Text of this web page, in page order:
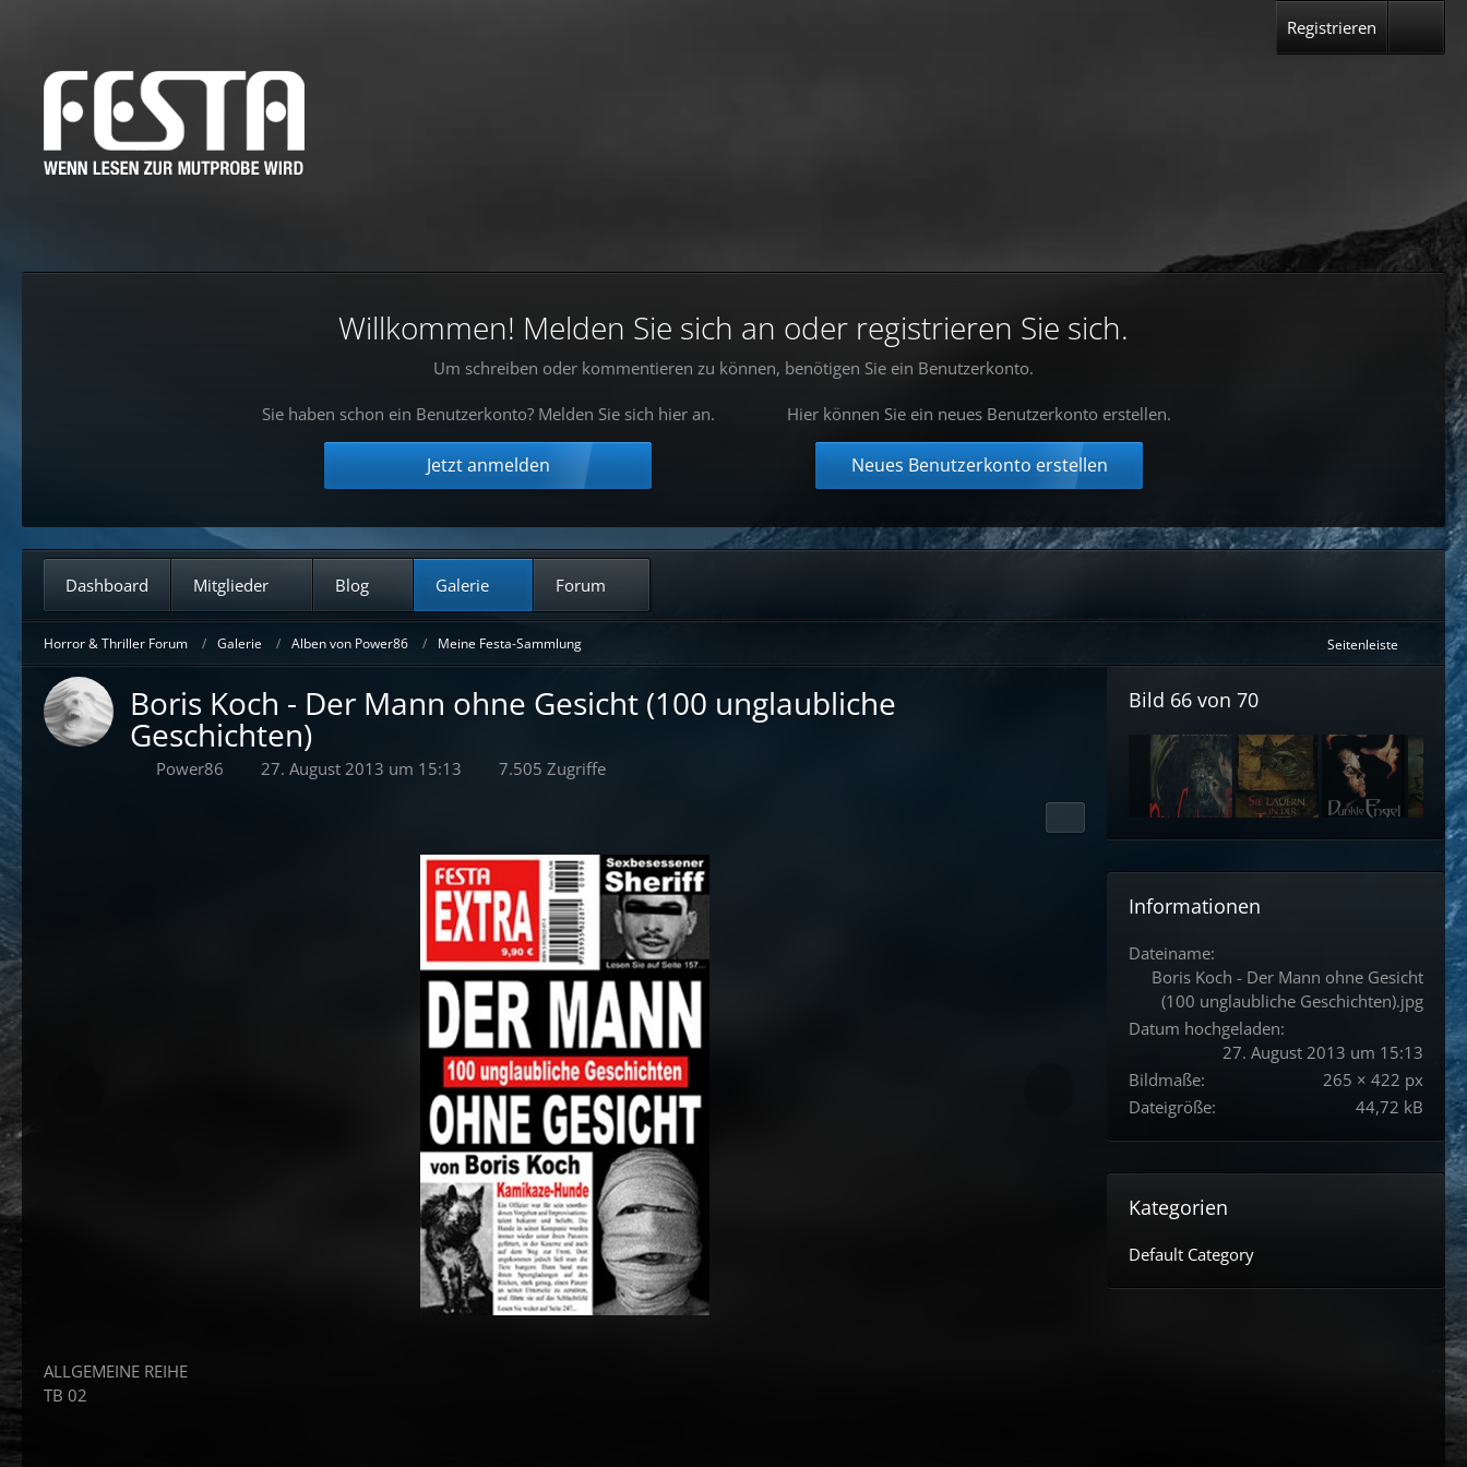
Willkommen! Melden Sie sich an oder registrieren Sie sich.
Um schreiben oder kommentieren zu können, benötigen Sie ein Benutzerkonto.
Sie haben schon ein Benutzerkonto? Melden Sie sich hier an.
Jetzt anmelden
Hier können Sie ein neues Benutzerkonto erstellen.
Neues Benutzerkonto erstellen
Dashboard Mitglieder Blog Galerie Forum
Registrieren
Horror & Thriller Forum Galerie Alben von Power86 Meine Festa-Sammlung Seitenleiste
Boris Koch - Der Mann ohne Gesicht (100 unglaubliche
Geschichten)
Power86 27. August 2013 um 15:13 7.505 Zugriffe
ALLGEMEINE REIHE
TB 02
Bild 66 von 70
Informationen
Dateiname
Boris Koch - Der Mann ohne Gesicht
(100 unglaubliche Geschichten).jpg
Datum hochgeladen
27. August 2013 um 15:13
Bildmaße
265 × 422 px
Dateigröße
44,72 kB
Kategorien
Default Category